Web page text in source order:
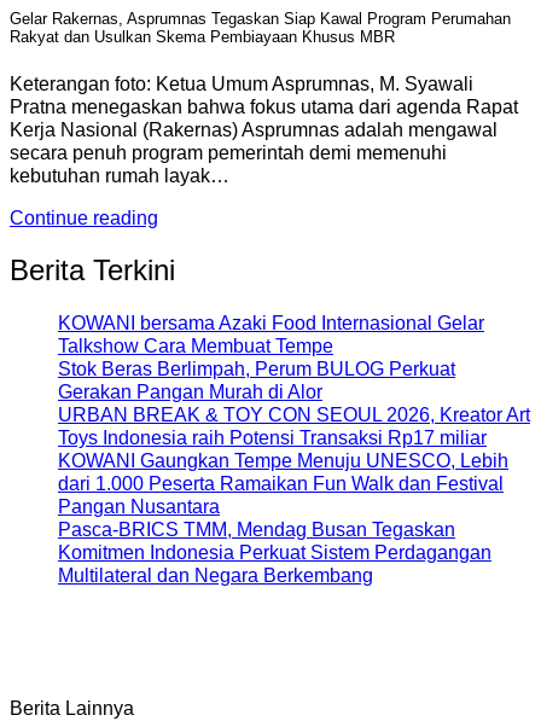
Gelar Rakernas, Asprumnas Tegaskan Siap Kawal Program Perumahan
Rakyat dan Usulkan Skema Pembiayaan Khusus MBR
Keterangan foto: Ketua Umum Asprumnas, M. Syawali
Pratna menegaskan bahwa fokus utama dari agenda Rapat
Kerja Nasional (Rakernas) Asprumnas adalah mengawal
secara penuh program pemerintah demi memenuhi
kebutuhan rumah layak…
Continue reading
Berita Terkini
KOWANI bersama Azaki Food Internasional Gelar
Talkshow Cara Membuat Tempe
Stok Beras Berlimpah, Perum BULOG Perkuat
Gerakan Pangan Murah di Alor
URBAN BREAK & TOY CON SEOUL 2026, Kreator Art
Toys Indonesia raih Potensi Transaksi Rp17 miliar
KOWANI Gaungkan Tempe Menuju UNESCO, Lebih
dari 1.000 Peserta Ramaikan Fun Walk dan Festival
Pangan Nusantara
Pasca-BRICS TMM, Mendag Busan Tegaskan
Komitmen Indonesia Perkuat Sistem Perdagangan
Multilateral dan Negara Berkembang
Berita Lainnya